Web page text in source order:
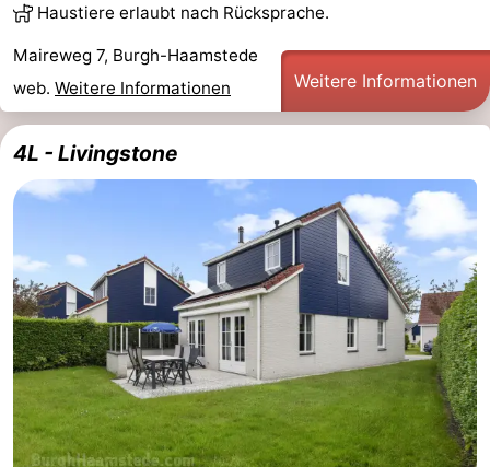
Haustiere erlaubt nach Rücksprache.
Maireweg 7, Burgh-Haamstede
web. Weitere Informationen Weitere Informationen
4L - Livingstone